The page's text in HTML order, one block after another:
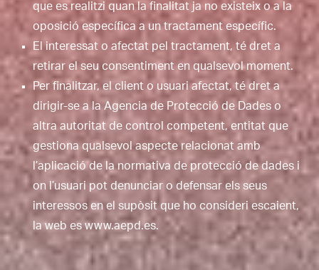
que es realitzi quan la finalitat ja no existeix o a la
oposició específica a un tractament específic.
El interessat o afectat pel tractament, té dret a
retirar el seu consentiment en qualsevol moment.
Per finalitzar, el client o usuari afectat, té dret a
dirigir-se a la Agencia de Protecció de Dades o
altra autoritat de control competent, entitat que
gestiona qualsevol aspecte relacionat amb
l’aplicació de la normativa de protecció de dades i
on l’usuari pot denunciar o defensar els seus
interessos en el supòsit que ho consideri escaient,
la web es www.aepd.es.